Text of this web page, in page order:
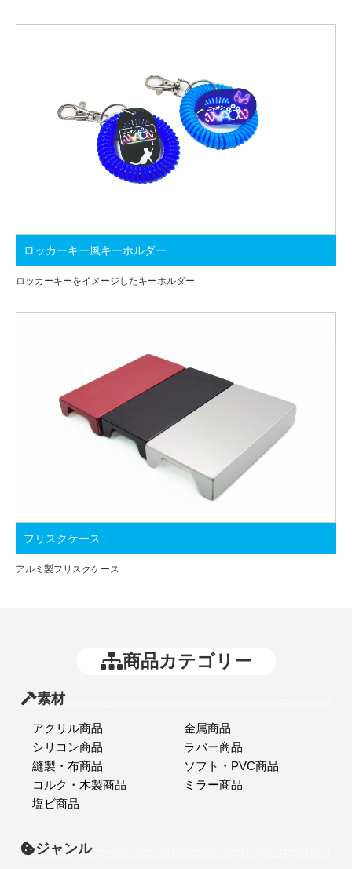
ロッカーキー風キーホルダー
ロッカーキーをイメージしたキーホルダー
フリスクケース
アルミ製フリスクケース
商品カテゴリー
素材
アクリル商品
金属商品
シリコン商品
ラバー商品
縫製・布商品
ソフト・PVC商品
コルク・木製商品
ミラー商品
塩ビ商品
ジャンル